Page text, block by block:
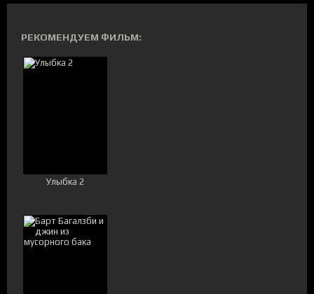
РЕКОМЕНДУЕМ ФИЛЬМ:
Улыбка 2